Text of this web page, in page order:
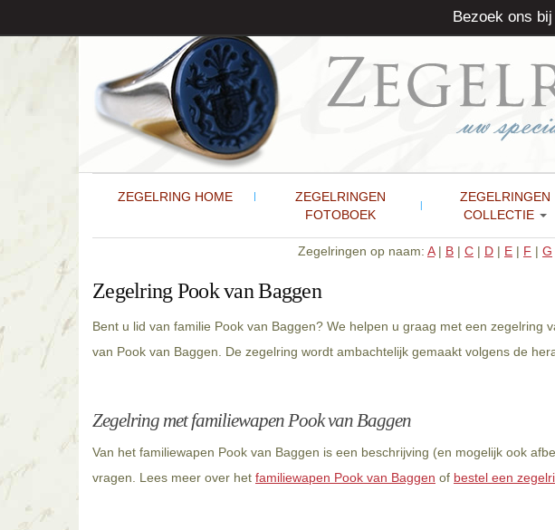
ZEGELRING HOME
ZEGELRINGEN
FOTOBOEK
ZEGELRINGEN
COLLECTIE
Zegelringen op naam: A| B | C | D | E | F | G
Zegelring Pook van Baggen
Bent u lid van familie Pook van Baggen? We helpen u graag met een
van Pook van Baggen. De zegelring wordt ambachtelijk gemaakt volgens de
Zegelring met familiewapen Pook van Baggen
Van het familiewapen Pook van Baggen is een beschrijving (en mogelijk ook
vragen. Lees meer over het familiewapen Pook van Baggen of bestel een
Bezoek ons